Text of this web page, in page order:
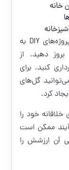
خانه
استفاده از ترفندهای قاشق پلاستیکی در پروژه‌های DIY به
دهید. از
کنید. برای
گل‌های
کرد.
خلاقانه خود را
ممکن است
آن ارزشش را